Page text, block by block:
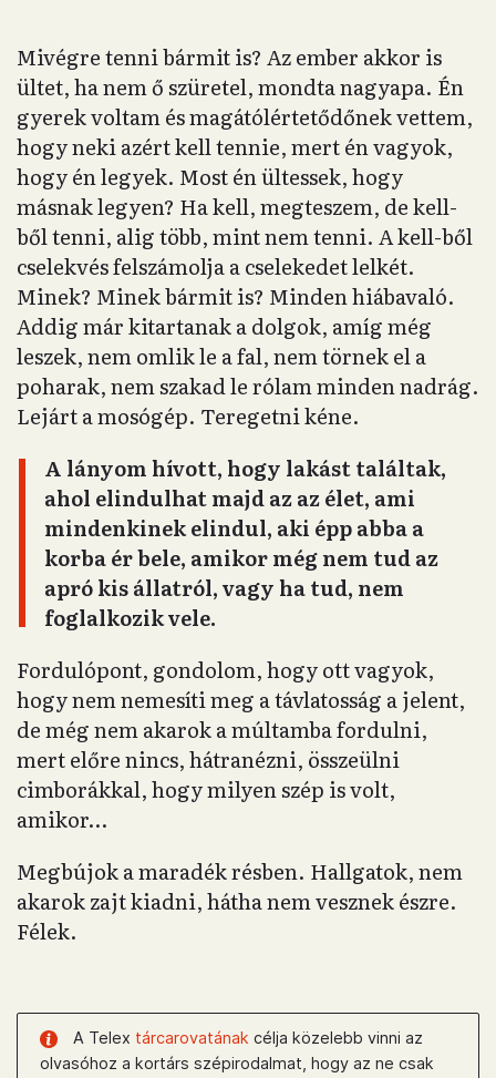
Mivégre tenni bármit is? Az ember akkor is
ültet, ha nem ő szüretel, mondta nagyapa. Én
gyerek voltam és magátólértetődőnek vettem,
hogy neki azért kell tennie, mert én vagyok,
hogy én legyek. Most én ültessek, hogy
másnak legyen? Ha kell, megteszem, de kell-
ből tenni, alig több, mint nem tenni. A kell-ből
cselekvés felszámolja a cselekedet lelkét.
Minek? Minek bármit is? Minden hiábavaló.
Addig már kitartanak a dolgok, amíg még
leszek, nem omlik le a fal, nem törnek el a
poharak, nem szakad le rólam minden nadrág.
Lejárt a mosógép. Teregetni kéne.
A lányom hívott, hogy lakást találtak,
ahol elindulhat majd az az élet, ami
mindenkinek elindul, aki épp abba a
korba ér bele, amikor még nem tud az
apró kis állatról, vagy ha tud, nem
foglalkozik vele.
Fordulópont, gondolom, hogy ott vagyok,
hogy nem nemesíti meg a távlatosság a jelent,
de még nem akarok a múltamba fordulni,
mert előre nincs, hátranézni, összeülni
cimborákkal, hogy milyen szép is volt,
amikor…
Megbújok a maradék résben. Hallgatok, nem
akarok zajt kiadni, hátha nem vesznek észre.
Félek.
A Telex tárcarovatának célja közelebb vinni az
olvasóhoz a kortárs szépirodalmat, hogy az ne csak